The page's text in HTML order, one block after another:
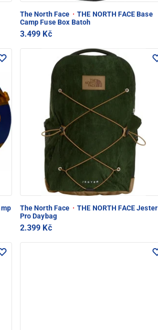
The North Face · THE NORTH FACE Base
Camp Fuse Box Batoh
3.499 Kč
The North Face · THE NORTH FACE Jester
Pro Daybag
2.399 Kč